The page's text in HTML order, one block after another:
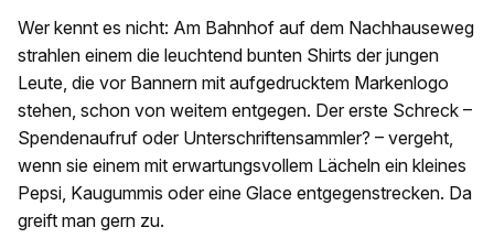
Wer kennt es nicht: Am Bahnhof auf dem Nachhauseweg
strahlen einem die leuchtend bunten Shirts der jungen
Leute, die vor Bannern mit aufgedrucktem Markenlogo
stehen, schon von weitem entgegen. Der erste Schreck –
Spendenaufruf oder Unterschriftensammler? – vergeht,
wenn sie einem mit erwartungsvollem Lächeln ein kleines
Pepsi, Kaugummis oder eine Glace entgegenstrecken. Da
greift man gern zu.